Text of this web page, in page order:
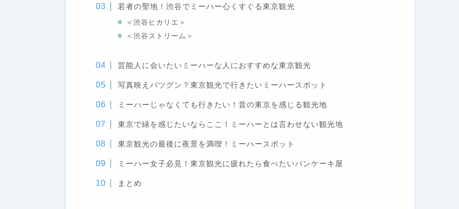
若者の聖地！渋谷でミーハー心くすぐる東京観光
＜渋谷ヒカリエ＞
＜渋谷ストリーム＞
芸能人に会いたいミーハーな人におすすめな東京観光
写真映えバツグン？東京観光で行きたいミーハースポット
ミーハーじゃなくても行きたい！昔の東京を感じる観光地
東京で緑を感じたいならここ！ミーハーとは言わせない観光地
東京観光の最後に夜景を満喫！ミーハースポット
ミーハー女子必見！東京観光に疲れたら食べたいパンケーキ屋
まとめ